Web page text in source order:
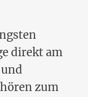
direkt am
zum